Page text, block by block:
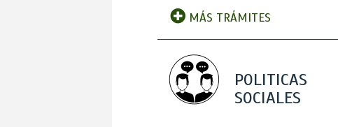
MÁS TRÁMITES
POLITICAS
SOCIALES